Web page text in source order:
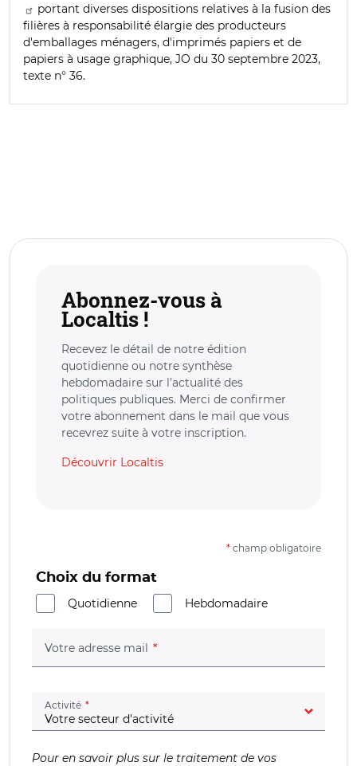
portant diverses dispositions relatives à la fusion des
filières à responsabilité élargie des producteurs
d'emballages ménagers, d'imprimés papiers et de
papiers à usage graphique, JO du 30 septembre 2023,
texte n° 36.
Abonnez-vous à
Localtis !
Recevez le détail de notre édition
quotidienne ou notre synthèse
hebdomadaire sur l’actualité des
politiques publiques. Merci de confirmer
votre abonnement dans le mail que vous
recevrez suite à votre inscription.
Découvrir Localtis
* champ obligatoire
Choix du format
Quotidienne
Hebdomadaire
Votre adresse mail (champ obligatoire)
Activité (champ obligatoire)
Pour en savoir plus sur le traitement de vos